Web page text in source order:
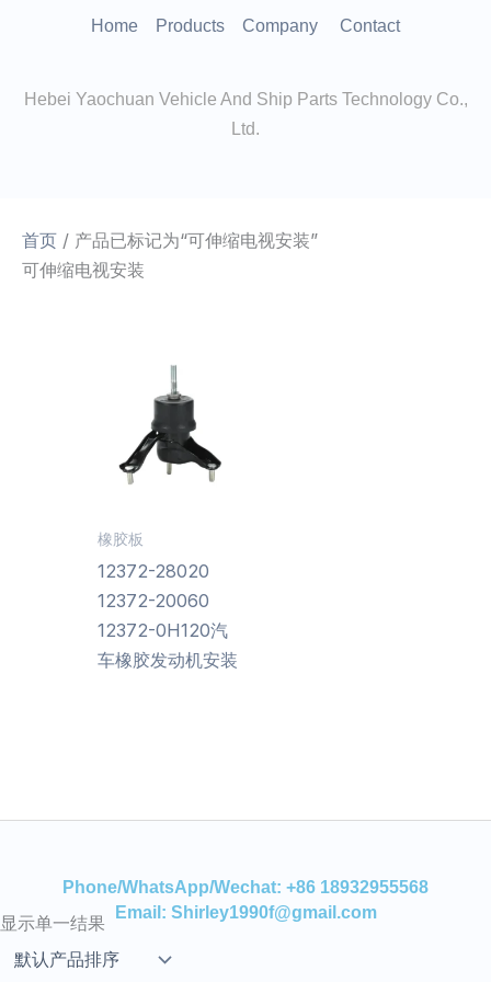
Home Products Company Contact
Hebei Yaochuan Vehicle And Ship Parts Technology Co.,
Ltd.
首页 / 产品已标记为“可伸缩电视安装”
可伸缩电视安装
显示单一结果
橡胶板
12372-28020
12372-20060
12372-0H120汽
车橡胶发动机安装
Phone/WhatsApp/Wechat: +86 18932955568
Email: Shirley1990f@gmail.com